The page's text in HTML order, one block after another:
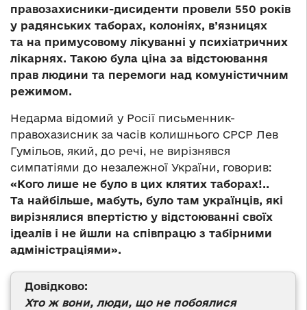
правозахисники-дисиденти провели 550 років
у радянських таборах, колоніях, в’язницях
та на примусовому лікуванні у психіатричних
лікарнях. Такою була ціна за відстоювання
прав людини та перемоги над комуністичним
режимом.
Недарма відомий у Росії письменник-
правохазисник за часів колишнього СРСР Лев
Гумільов, який, до речі, не вирізнявся
симпатіями до незалежної України, говорив:
«Кого лише не було в цих клятих таборах!..
Та найбільше, мабуть, було там українців, які
вирізнялися впертістю у відстоюванні своїх
ідеалів і не йшли на співпрацю з табірними
адміністраціями».
Довідково:
Хто ж вони, люди, що не побоялися